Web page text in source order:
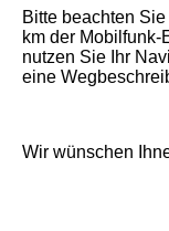
Bitte beachten
km der Mobilfunk-
nutzen Sie Ihr
eine
Wir wünschen